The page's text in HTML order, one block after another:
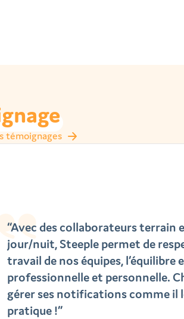
témoignages
“Avec des collaborateurs terrain
jour/nuit, Steeple permet de
travail de nos équipes, l’équilibre
professionnelle et personnelle.
gérer ses notifications comme il
pratique !”